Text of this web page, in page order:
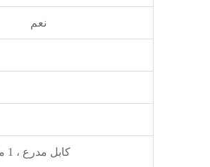
نعم
Φ 3mm كابل مدرع ، 1 متر في كلا الطرفين ، أو تخصيصها